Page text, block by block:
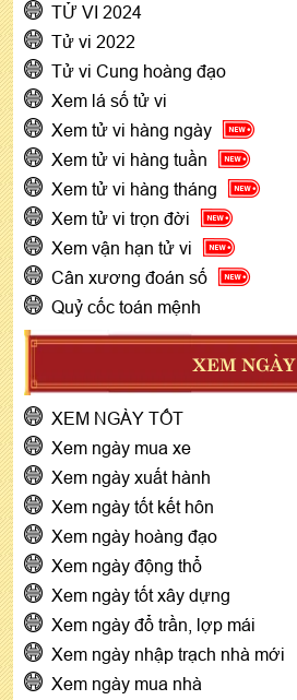
TỬ VI 2024
Tử vi 2022
Tử vi Cung hoàng đạo
Xem lá số tử vi
Xem tử vi hàng ngày
Xem tử vi hàng tuần
Xem tử vi hàng tháng
Xem tử vi trọn đời
Xem vận hạn tử vi
Cân xương đoán số
Quỷ cốc toán mệnh
XEM NGÀY
XEM NGÀY TỐT
Xem ngày mua xe
Xem ngày xuất hành
Xem ngày tốt kết hôn
Xem ngày hoàng đạo
Xem ngày động thổ
Xem ngày tốt xây dựng
Xem ngày đổ trần, lợp mái
Xem ngày nhập trạch nhà mới
Xem ngày mua nhà